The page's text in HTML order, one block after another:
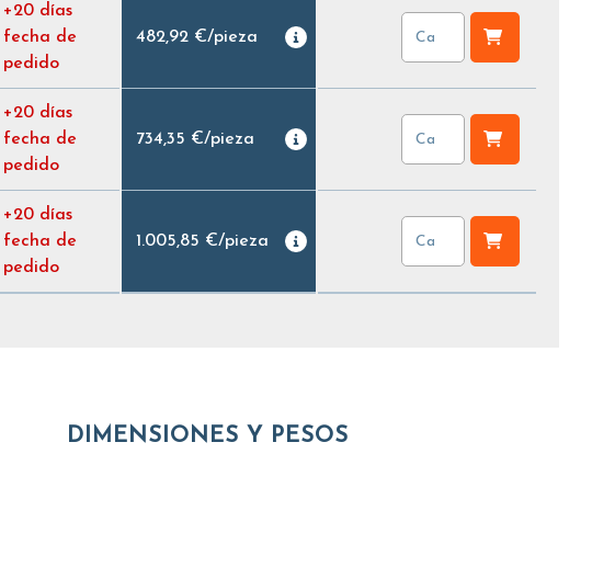
+20 días
fecha de
pedido
482,92 €/pieza
+20 días
fecha de
pedido
734,35 €/pieza
+20 días
fecha de
pedido
1.005,85 €/pieza
DIMENSIONES Y PESOS